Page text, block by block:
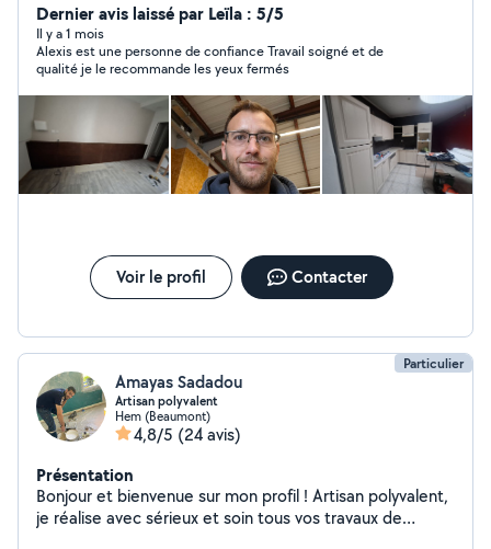
Montage de meubles , pose de cuisine , démontage
cuisine salle de bain etc Pose sol: lame pvc , sol stratifié
, parquet Création de coffrage , pose plinthes Depose
,pose meuble vasque , Changement baignoire , wc ,
Pose receveur Pose paroi douche ou pare baignoire
Débouchage wc , evier, baignoire passage furet
électrique Recherche fuite / réparation fuite
Changement de robinetterie Changement tuyauterie
pvc Enduit, peinture mural plafond , revêtement mural
debrouissallage , elagage Cordialement Alexis
Dernier avis laissé par Leïla : 5/5
Il y a 1 mois
Alexis est une personne de confiance Travail soigné et de
qualité je le recommande les yeux fermés
Voir le profil Contacter
Particulier
Amayas Sadadou
Artisan polyvalent
Hem (Beaumont)
4,8/5 (24 avis)
Présentation
Bonjour et bienvenue sur mon profil ! Artisan polyvalent,
je réalise avec sérieux et soin tous vos travaux de